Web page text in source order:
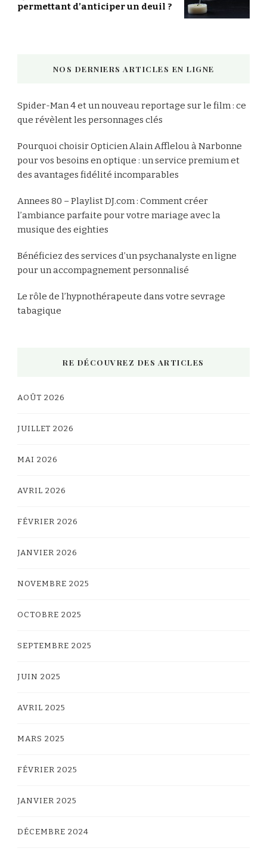
permettant d’anticiper un deuil ?
NOS DERNIERS ARTICLES EN LIGNE
Spider-Man 4 et un nouveau reportage sur le film : ce
que révèlent les personnages clés
Pourquoi choisir Opticien Alain Afflelou à Narbonne
pour vos besoins en optique : un service premium et
des avantages fidélité incomparables
Annees 80 – Playlist DJ.com : Comment créer
l’ambiance parfaite pour votre mariage avec la
musique des eighties
Bénéficiez des services d’un psychanalyste en ligne
pour un accompagnement personnalisé
Le rôle de l’hypnothérapeute dans votre sevrage
tabagique
RE DÉCOUVREZ DES ARTICLES
AOÛT 2026
JUILLET 2026
MAI 2026
AVRIL 2026
FÉVRIER 2026
JANVIER 2026
NOVEMBRE 2025
OCTOBRE 2025
SEPTEMBRE 2025
JUIN 2025
AVRIL 2025
MARS 2025
FÉVRIER 2025
JANVIER 2025
DÉCEMBRE 2024